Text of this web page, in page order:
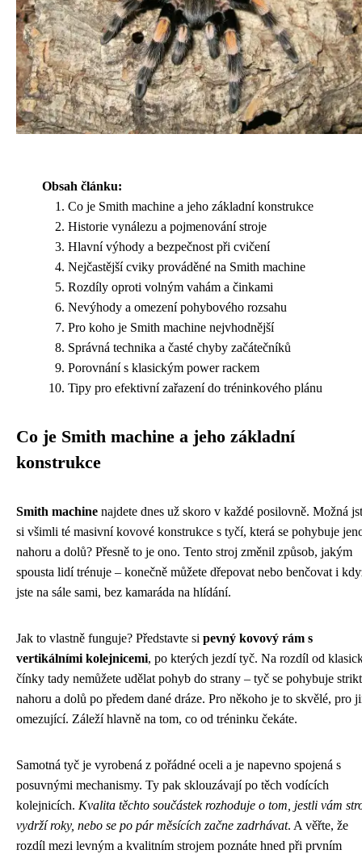
Obsah článku:
Co je Smith machine a jeho základní konstrukce
Historie vynálezu a pojmenování stroje
Hlavní výhody a bezpečnost při cvičení
Nejčastější cviky prováděné na Smith machine
Rozdíly oproti volným vahám a činkami
Nevýhody a omezení pohybového rozsahu
Pro koho je Smith machine nejvhodnější
Správná technika a časté chyby začátečníků
Porovnání s klasickým power rackem
Tipy pro efektivní zařazení do tréninkového plánu
Co je Smith machine a jeho základní
konstrukce
Smith machine najdete dnes už skoro v každé posilovně. Možná
si všimli té masivní kovové konstrukce s tyčí, která se pohybuje
nahoru a dolů? Přesně to je ono. Tento stroj změnil způsob, jakým
spousta lidí trénuje – konečně můžete dřepovat nebo benčovat i
jste na sále sami, bez kamaráda na hlídání.
Jak to vlastně funguje? Představte si pevný kovový rám s
vertikálními kolejnicemi, po kterých jezdí tyč. Na rozdíl od
čínky tady nemůžete udělat pohyb do strany – tyč se pohybuje
nahoru a dolů po předem dané dráze. Pro někoho je to skvělé, pro
omezující. Záleží hlavně na tom, co od tréninku čekáte.
Samotná tyč je vyrobená z pořádné oceli a je napevno spojená s
posuvnými mechanismy. Ty pak sklouzávají po těch vodících
kolejnicích. Kvalita těchto součástek rozhoduje o tom, jestli vám
vydrží roky, nebo se po pár měsících začne zadrhávat. A věřte, že
rozdíl mezi levným a kvalitním strojem poznáte hned při prvním